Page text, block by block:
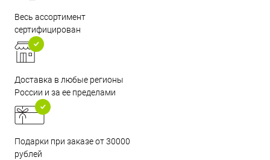
Весь ассортимент
сертифицирован
Доставка в любые регионы
России и за ее пределами
Подарки при заказе от 30000
рублей